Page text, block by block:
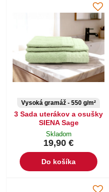
Vysoká gramáž - 550 g/m²
3 Sada uterákov a osušky
SIENA Sage
Skladom
19,90 €
Do košíka